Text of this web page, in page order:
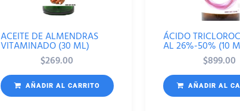
ACEITE DE ALMENDRAS
VITAMINADO (30 ML)
$269.00
AÑADIR AL CARRITO
ÁCIDO
AL 26%-50% (10
$899.00
AÑADIR AL